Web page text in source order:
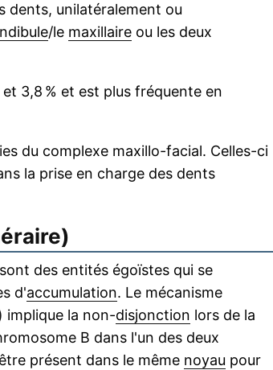
dents, unilatéralement ou
/le maxillaire ou les deux
3,8 % et est plus fréquente en
du complexe maxillo-facial. Celles-ci
la prise en charge des dents
des entités égoïstes qui se
d'accumulation. Le mécanisme
implique la non-disjonction lors de la
B dans l'un des deux
présent dans le même noyau pour